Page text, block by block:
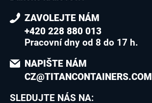
ZAVOLEJTE NÁM
+420 228 880 013
Pracovní dny od 8 do 17 h.
NAPIŠTE NÁM
CZ@TITANCONTAINERS.COM
SLEDUJTE NÁS NA: